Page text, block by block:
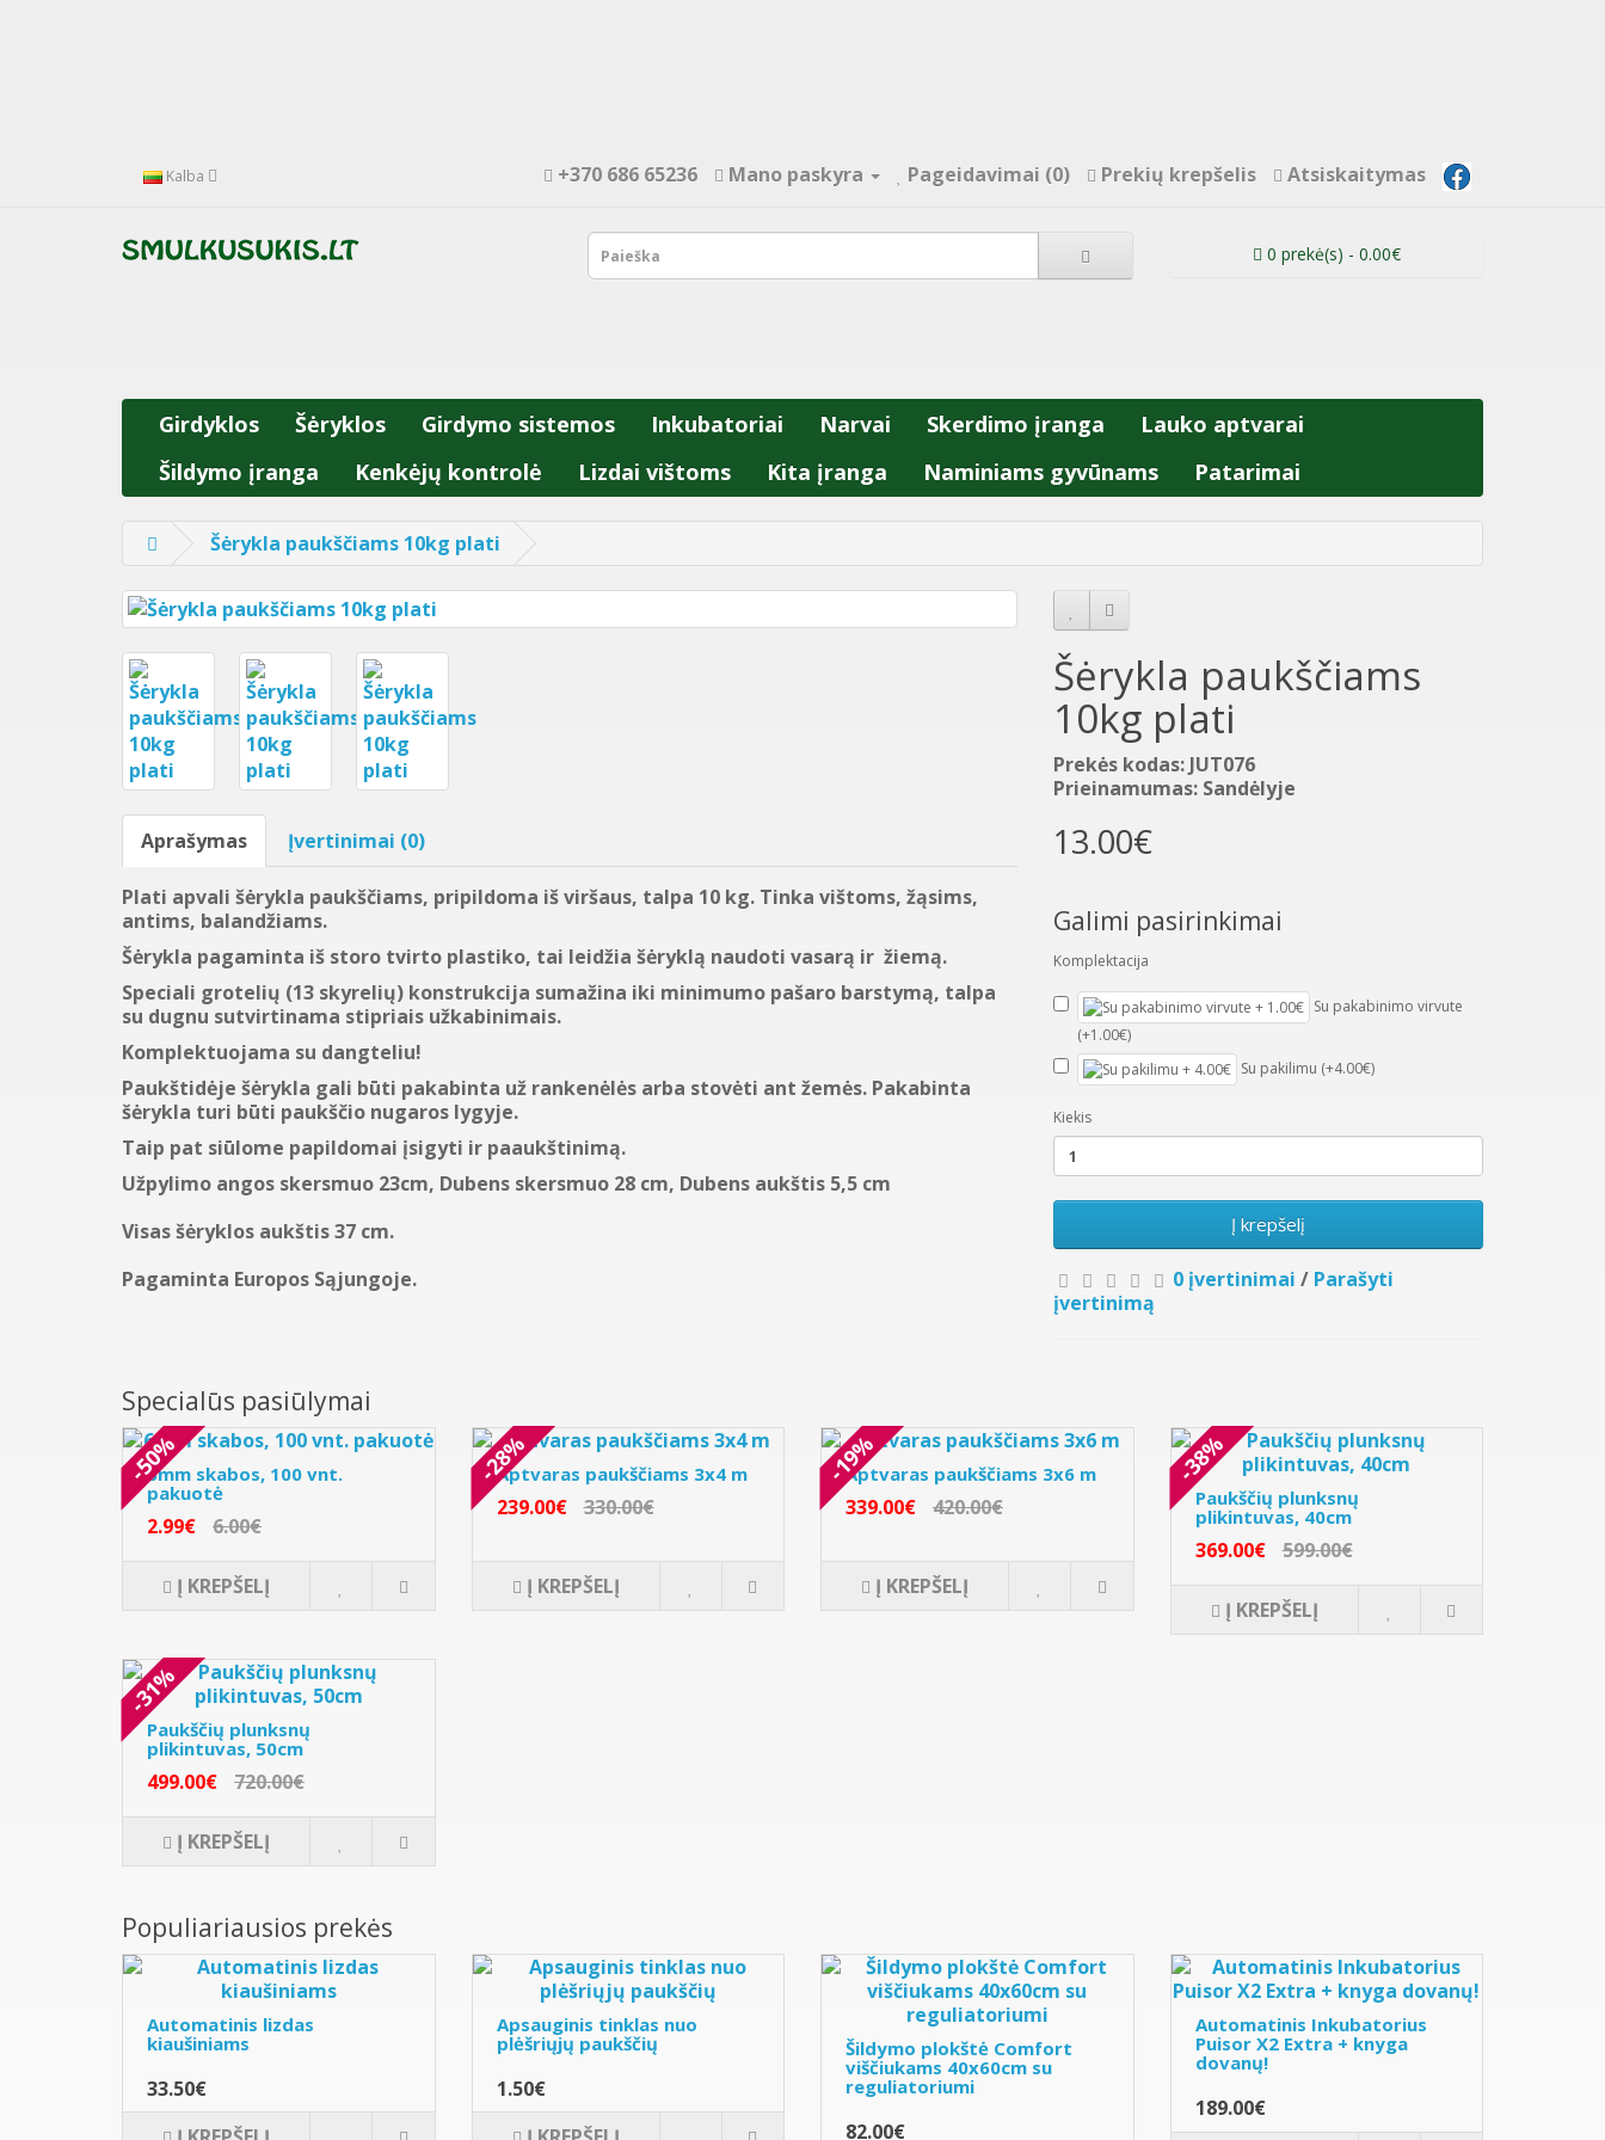
Kalba +370 686 65236 Mano paskyra Pageidavimai (0) Prekių krepšelis Atsiskaitymas
0 prekė(s) - 0.00€
Girdyklos Šėryklos Girdymo sistemos Inkubatoriai Narvai Skerdimo įranga
Lauko aptvarai
Šildymo įranga
Kenkėjų kontrolė Lizdai vištoms Kita įranga Naminiams gyvūnams Patarimai
Šėrykla paukščiams 10kg plati
Aprašymas Įvertinimai (0)
Plati apvali šėrykla paukščiams, pripildoma iš viršaus, talpa 10 kg. Tinka vištoms, žąsims,
antims, balandžiams.
Šėrykla pagaminta iš storo tvirto plastiko, tai leidžia šėryklą naudoti vasarą ir žiemą.
Speciali grotelių (13 skyrelių) konstrukcija sumažina iki minimumo pašaro barstymą, talpa
su dugnu sutvirtinama stipriais užkabinimais.
Komplektuojama su dangteliu!
Paukštidėje šėrykla gali būti pakabinta už rankenėlės arba stovėti ant žemės. Pakabinta
šėrykla turi būti paukščio nugaros lygyje.
Taip pat siūlome papildomai įsigyti ir paaukštinimą.
Užpylimo angos skersmuo 23cm, Dubens skersmuo 28 cm, Dubens aukštis 5,5 cm
Visas šėryklos aukštis 37 cm.
Pagaminta Europos Sąjungoje.
Šėrykla paukščiams
10kg plati
Prekės kodas: JUT076
Prieinamumas: Sandėlyje
13.00€
Galimi pasirinkimai
Komplektacija
Su pakabinimo virvute
(+1.00€)
Su pakilimu (+4.00€)
Kiekis
Į krepšelį
0 įvertinimai / Parašyti
įvertinimą
Specialūs pasiūlymai
-50%
6mm skabos, 100 vnt.
pakuotė
2.99€ 6.00€
Į KREPŠELĮ
-28%
Aptvaras paukščiams 3x4 m
239.00€ 330.00€
Į KREPŠELĮ
-19%
Aptvaras paukščiams 3x6 m
339.00€ 420.00€
Į KREPŠELĮ
-38%
Paukščių plunksnų
plikintuvas, 40cm
369.00€ 599.00€
Į KREPŠELĮ
-31%
Paukščių plunksnų
plikintuvas, 50cm
499.00€ 720.00€
Į KREPŠELĮ
Populiariausios prekės
Automatinis lizdas
kiaušiniams
33.50€
Apsauginis tinklas nuo
plėšriųjų paukščių
1.50€
Šildymo plokštė Comfort
viščiukams 40x60cm su
reguliatoriumi
82.00€
Automatinis Inkubatorius
Puisor X2 Extra + knyga
dovanų!
189.00€